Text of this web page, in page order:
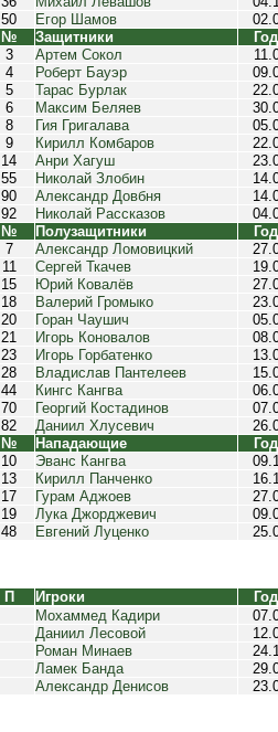
50
Егор Шамов
№
Защитники
3
Артем Сокол
4
Роберт Бауэр
5
Тарас Бурлак
6
Максим Беляев
8
Гия Григалава
9
Кирилл Комбаров
14
Анри Хагуш
55
Николай Злобин
90
Александр Довбня
92
Николай Рассказов
№
Полузащитники
7
Александр Ломовицкий
11
Сергей Ткачев
15
Юрий Ковалёв
18
Валерий Громыко
20
Горан Чаушич
21
Игорь Коновалов
23
Игорь Горбатенко
28
Владислав Пантелеев
44
Кингс Кангва
70
Георгий Костадинов
82
Даниил Хлусевич
№
Нападающие
10
Эванс Кангва
13
Кирилл Панченко
17
Гурам Аджоев
19
Лука Джорджевич
48
Евгений Луценко
П Игроки
Мохаммед Кадири
Даниил Лесовой
Роман Минаев
Ламек Банда
Александр Денисов